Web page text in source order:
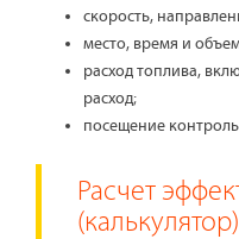
скорость,
место, время и
расход топлива,
расход;
посещение
Расчет
(калькулятор)